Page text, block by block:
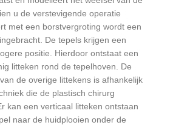
u de verstevigende operatie
met een borstvergroting wordt een
De tepels krijgen een
positie. Hierdoor ontstaat een
litteken rond de tepelhoven. De
de overige littekens is afhankelijk
die de plastisch chirurg
kan een verticaal litteken ontstaan
naar de huidplooien onder de